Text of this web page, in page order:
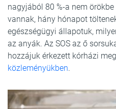
nagyjából 80 %-a nem
vannak, hány hónapot
egészségügyi állapotuk,
az anyák. Az SOS az ő
hozzájuk érkezett kórházi
közleményükben.